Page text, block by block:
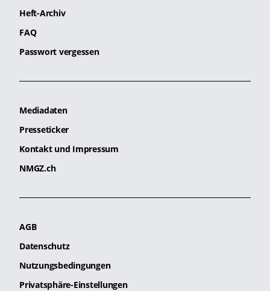
Heft-Archiv
FAQ
Passwort vergessen
Mediadaten
Presseticker
Kontakt und Impressum
NMGZ.ch
AGB
Datenschutz
Nutzungsbedingungen
Privatsphäre-Einstellungen